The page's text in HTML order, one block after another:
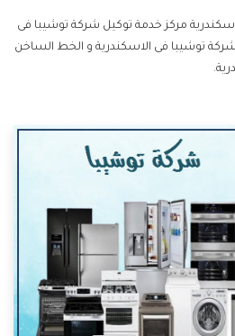
مركز خدمة توكيل شركة توشيبا فى
توشيبا فى الاسكندرية و الخط الساخن